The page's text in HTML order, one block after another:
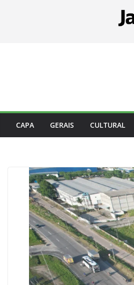
CAPA GERAIS CULTURAL